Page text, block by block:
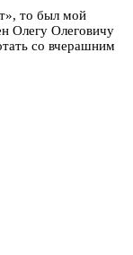
то был мой
Олегу Олеговичу
со вчерашним